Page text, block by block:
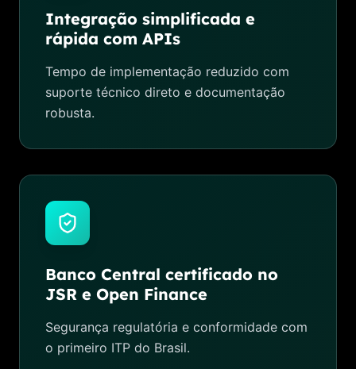
Integração simplificada e
rápida com APIs
Tempo de implementação reduzido com
suporte técnico direto e documentação
robusta.
Banco Central certificado no
JSR e Open Finance
Segurança regulatória e conformidade com
o primeiro ITP do Brasil.